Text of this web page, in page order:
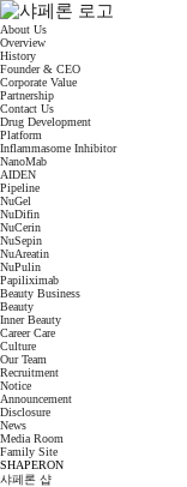
About Us
Overview
History
Founder & CEO
Corporate Value
Partnership
Contact Us
Drug Development
Platform
Inflammasome Inhibitor
NanoMab
AIDEN
Pipeline
NuGel
NuDifin
NuCerin
NuSepin
NuAreatin
NuPulin
Papiliximab
Beauty Business
Beauty
Inner Beauty
Career Care
Culture
Our Team
Recruitment
Notice
Announcement
Disclosure
News
Media Room
Family Site
SHAPERON
샤페론 샵